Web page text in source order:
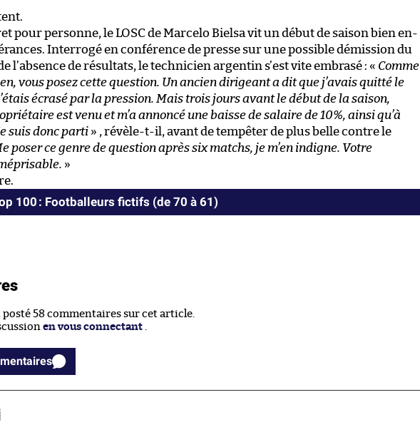
pour personne, le LOSC de Marcelo Bielsa vit un début de saison bien en-
Interrogé en conférence de presse sur une possible démission du
l’absence de résultats, le technicien argentin s’est vite embrasé : « Comme
vous posez cette question. Un ancien dirigeant a dit que j’avais quitté le
écrasé par la pression. Mais trois jours avant le début de la saison,
est venu et m’a annoncé une baisse de salaire de 10%, ainsi qu’à
suis donc parti » , révèle-t-il, avant de tempêter de plus belle contre le
poser ce genre de question après six matchs, je m’en indigne. Votre
»
100 : Footballeurs fictifs (de 70 à 61)
posté 58 commentaires sur cet article.
en vous connectant .
commentaires